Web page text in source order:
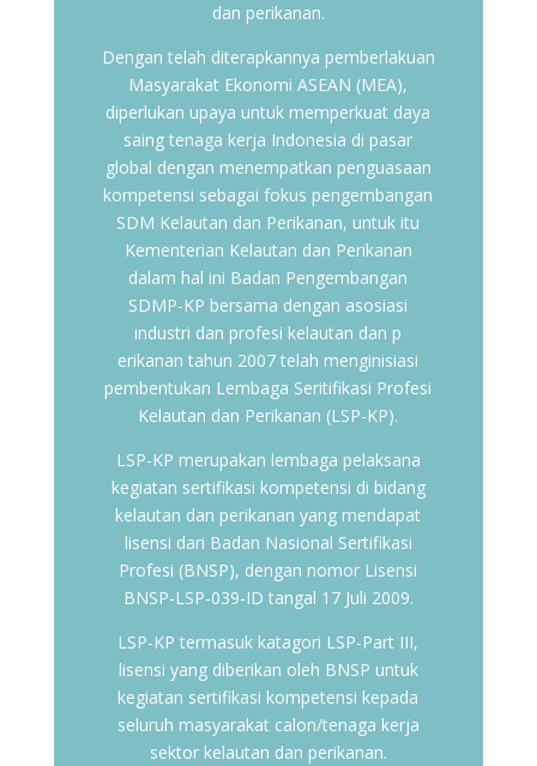
dan perikanan.
Dengan telah diterapkannya pemberlakuan
Masyarakat Ekonomi ASEAN (MEA),
diperlukan upaya untuk memperkuat daya
saing tenaga kerja Indonesia di pasar
global dengan menempatkan penguasaan
kompetensi sebagai fokus pengembangan
SDM Kelautan dan Perikanan, untuk itu
Kementerian Kelautan dan Perikanan
dalam hal ini Badan Pengembangan
SDMP-KP bersama dengan asosiasi
industri dan profesi kelautan dan p
erikanan tahun 2007 telah menginisiasi
pembentukan Lembaga Seritifikasi Profesi
Kelautan dan Perikanan (LSP-KP).
LSP-KP merupakan lembaga pelaksana
kegiatan sertifikasi kompetensi di bidang
kelautan dan perikanan yang mendapat
lisensi dari Badan Nasional Sertifikasi
Profesi (BNSP), dengan nomor Lisensi
BNSP-LSP-039-ID tangal 17 Juli 2009.
LSP-KP termasuk katagori LSP-Part III,
lisensi yang diberikan oleh BNSP untuk
kegiatan sertifikasi kompetensi kepada
seluruh masyarakat calon/tenaga kerja
sektor kelautan dan perikanan.